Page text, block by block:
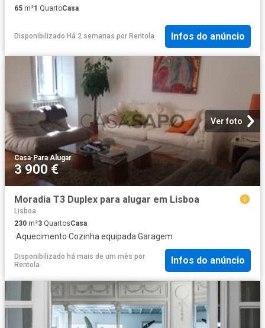
65 m²1 QuartoCasa
Disponibilizado Há 2 semanas por Rentola Infos do anúncio
Ver foto
Casa·Para Alugar
3 900 €
Moradia T3 Duplex para alugar em Lisboa
Lisboa
230 m²3 QuartosCasa
·Aquecimento·Cozinha equipada·Garagem
Disponibilizado há mais de um mês por
Rentola
Infos do anúncio